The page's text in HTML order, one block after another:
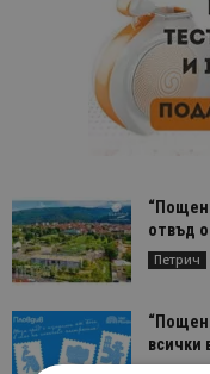
отвъд
Петрич
всички